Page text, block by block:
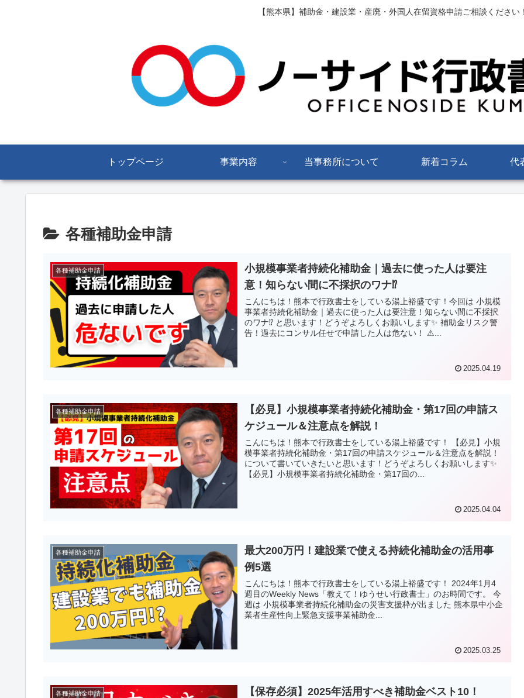
【熊本県】補助金・建設業・産廃・外国人在留資格申請ご相談ください
トップページ 事業内容 当事務所について 新着コラム 代
各種補助金申請
各種補助金申請
小規模事業者持続化補助金｜過去に使った人は要注
意！知らない間に不採択のワナ⁉
こんにちは！熊本で行政書士をしている湯上裕盛です！今回は 小規模
事業者持続化補助金｜過去に使った人は要注意！知らない間に不採択
のワナ⁉ と思います！どうぞよろしくお願いします✨ 補助金リスク警
告！過去にコンサル任せで申請した人は危ない！ ⚠...
2025.04.19
各種補助金申請
【必見】小規模事業者持続化補助金・第17回の申請ス
ケジュール＆注意点を解説！
こんにちは！熊本で行政書士をしている湯上裕盛です！ 【必見】小規
模事業者持続化補助金・第17回の申請スケジュール＆注意点を解説！
について書いていきたいと思います！どうぞよろしくお願いします✨
【必見】小規模事業者持続化補助金・第17回の...
2025.04.04
各種補助金申請
最大200万円！建設業で使える持続化補助金の活用事
例5選
こんにちは！熊本で行政書士をしている湯上裕盛です！ 2024年1月4
週目のWeekly News「教えて！ゆうせい行政書士」のお時間です。 今
週は 小規模事業者持続化補助金の災害支援枠が出ました 熊本県中小企
業者生産性向上緊急支援事業補助金...
2025.03.25
各種補助金申請 【保存必須】2025年活用すべき補助金ベスト10！